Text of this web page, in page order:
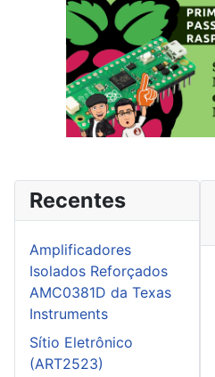
Recentes
Amplificadores
Isolados Reforçados
AMC0381D da Texas
Instruments
Sítio Eletrônico
(ART2523)